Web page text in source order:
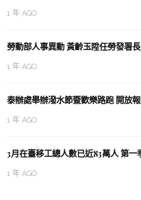
1 年 AGO
勞動部人事異動 黃齡玉陞任勞發署
1 年 AGO
泰辦處舉辦潑水節暨歡樂路跑 開放
1 年 AGO
3月在臺移工總人數已近83萬人 第
1 年 AGO